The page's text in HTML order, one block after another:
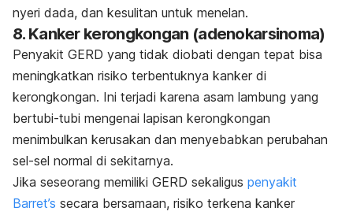
nyeri dada, dan kesulitan untuk menelan.
8. Kanker kerongkongan (adenokarsinoma)
Penyakit GERD yang tidak diobati dengan tepat bisa
meningkatkan risiko terbentuknya kanker di
kerongkongan. Ini terjadi karena asam lambung yang
bertubi-tubi mengenai lapisan kerongkongan
menimbulkan kerusakan dan menyebabkan perubahan
sel-sel normal di sekitarnya.
Jika seseorang memiliki GERD sekaligus penyakit
Barret’s secara bersamaan, risiko terkena kanker